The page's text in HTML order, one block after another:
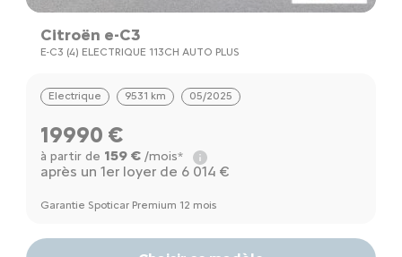
Citroën e-C3
E-C3 (4) ELECTRIQUE 113CH AUTO PLUS
Electrique 9531 km 05/2025
19990 €
à partir de 159 €/mois*
après un 1er loyer de 6 014 €
Garantie Spoticar Premium 12 mois